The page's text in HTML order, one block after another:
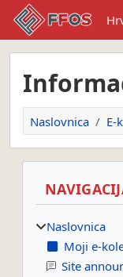
Preskoči na sadržaj
Naslovnica E-
Naslovnica
Moji e-
Site